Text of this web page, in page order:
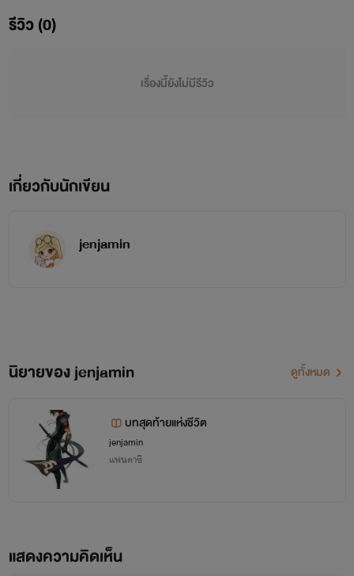
ร้ายน่ะสิ่งที่เขาเห็นอยู่ตรงหน้าก็มีเพียงแค่ "ปีศาจ"
ร่างกายของเขาสั่นเทาด้วยความหวาดกลัวตรงหน้าของเขามี
และแม่เขาที่ล้มลงไปนอนในสภาพที่ไร้วิญญานตัวเขาได้แต่กรีด
อ้อนวอนได้ สิ่งที่เขาต้องเชื่อมีเพียงแค่ตััวเขาเท่านั้น
หมาย ดาบในมือก็กวัดแกว่งเพื่อหวังที่จะป้องกันตัวจาก ปีศาจจะ
ดาบในมือฟาดลงไปที่ปีศาจเหล่านั้นจนตาย
สภาพจิตใจที่ไม่พร้อมร่างกายที่อ่อนเพลียมาจากการที่
ร้องไห้และต่อสู้กับปีศาจระหว่างทางทำให้ครั้งนี้ตัวเขาได้พลาดไป
เขามาถึงที่หน้าประตูเมืองที่เป็นด่านสุดท้าย หน้าประตูมี
รีวิว (0)
เรื่องนี้ยังไม่มีรีวิว
เกี่ยวกับนักเขียน
jenjamin
นิยายของ jenjamin ดูทั้งหมด
บทสุดท้ายแห่งชีวิต
jenjamin
แฟนตาซี
แสดงความคิดเห็น